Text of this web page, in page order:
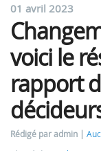
01 avril 2023
voici le
rapport
Rédigé par admin